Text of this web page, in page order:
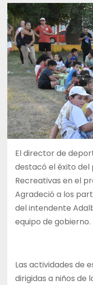
El director de
destacó el éxito
Recreativas en el
Agradeció a los
del intendente
equipo de gobierno.
Las actividades de
dirigidas a niños de